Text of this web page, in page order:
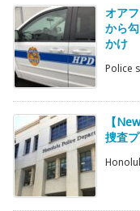
オア
から
かけ
Police
【
捜査